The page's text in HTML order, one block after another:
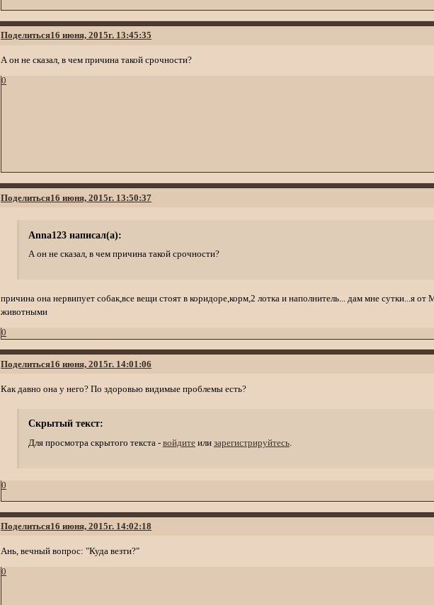
Поделиться16 июня, 2015г. 13:45:35
А он не сказал, в чем причина такой срочности?
0
Поделиться16 июня, 2015г. 13:50:37
Anna123 написал(а):
А он не сказал, в чем причина такой срочности?
причина она нервипует собак,все вещи стоят в коридоре,корм,2 лотка и наполнитель... дам мне сутки...я
животными
0
Поделиться16 июня, 2015г. 14:01:06
Как давно она у него? По здоровью видимые проблемы есть?
Скрытый текст:
Для просмотра скрытого текста - войдитеили зарегистрируйтесь.
0
Поделиться16 июня, 2015г. 14:02:18
Ань, вечный вопрос: "Куда везти?"
0